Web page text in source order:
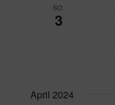
SO.
3
April 2024